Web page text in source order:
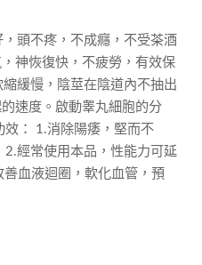
頭不疼，不成癮，不受茶酒
神恢復快，不疲勞，有效保
緩慢，陰莖在陰道內不抽出
速度。啟動睾丸細胞的分
效： 1.消除陽痿，堅而不
經常使用本品，性能力可延
血液迴圈，軟化血管，預